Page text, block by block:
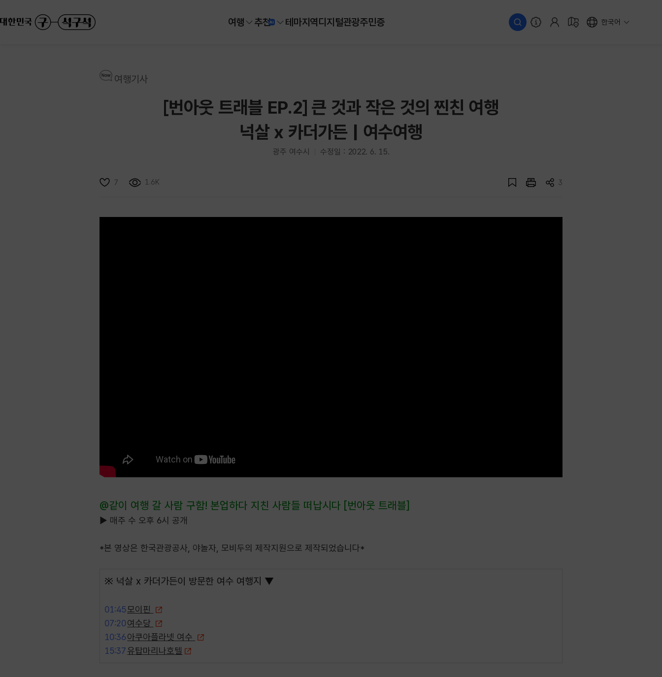
여행 추천 테마지역디지털관광주민증 한국어
여행기사
[번아웃 트래블 EP.2] 큰 것과 작은 것의 찐친 여행
넉살 x 카더가든 | 여수여행
광주 여수시 수정일 : 2022. 6. 15.
7 1.6K 3
@같이 여행 갈 사람 구함! 본업하다 지친 사람들 떠납시다 [번아웃 트래블]
▶ 매주 수 오후 6시 공개
*본 영상은 한국관광공사, 야놀자, 모비두의 제작지원으로 제작되었습니다*
※ 넉살 x 카더가든이 방문한 여수 여행지 ▼
01:45모이핀
07:20여수당
10:36아쿠아플라넷 여수
15:37유탑마리나호텔